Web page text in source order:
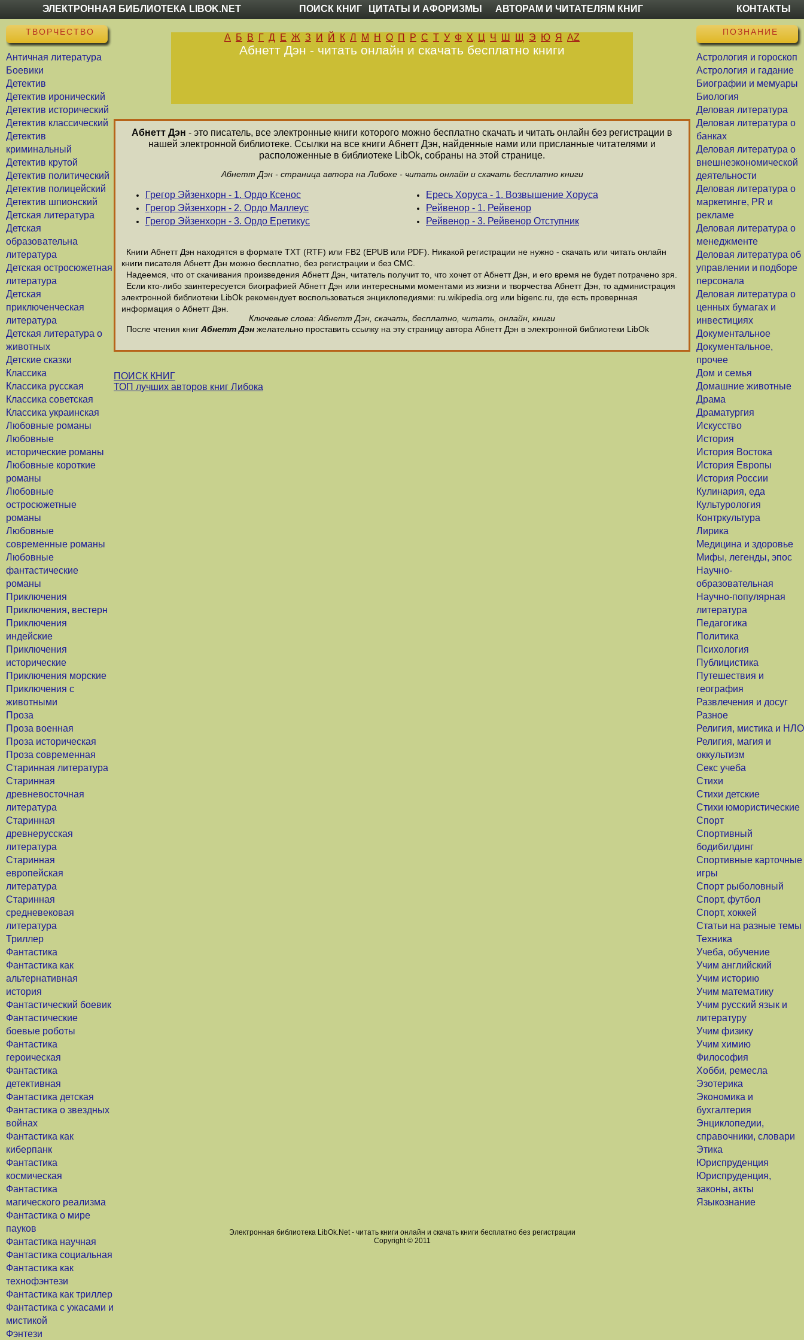
ЭЛЕКТРОННАЯ БИБЛИОТЕКА LIBOK.NET ПОИСК КНИГ ЦИТАТЫ И АФОРИЗМЫ АВТОРАМ И ЧИТАТЕЛЯМ КНИГ КОНТАКТЫ
ТВОРЧЕСТВО
Античная литература
Боевики
Детектив
Детектив иронический
Детектив исторический
Детектив классический
Детектив
криминальный
Детектив крутой
Детектив политический
Детектив полицейский
Детектив шпионский
Детская литература
Детская
образовательна
литература
Детская остросюжетная
литература
Детская
приключенческая
литература
Детская литература о
животных
Детские сказки
Классика
Классика русская
Классика советская
Классика украинская
Любовные романы
Любовные
исторические романы
Любовные короткие
романы
Любовные
остросюжетные
романы
Любовные
современные романы
Любовные
фантастические
романы
Приключения
Приключения, вестерн
Приключения
индейские
Приключения
исторические
Приключения морские
Приключения с
животными
Проза
Проза военная
Проза историческая
Проза современная
Старинная литература
Старинная
древневосточная
литература
Старинная
древнерусская
литература
Старинная
европейская
литература
Старинная
средневековая
литература
Триллер
Фантастика
Фантастика как
альтернативная
история
Фантастический боевик
Фантастические
боевые роботы
Фантастика
героическая
Фантастика
детективная
Фантастика детская
Фантастика о звездных
войнах
Фантастика как
киберпанк
Фантастика
космическая
Фантастика
магического реализма
Фантастика о мире
пауков
Фантастика научная
Фантастика социальная
Фантастика как
технофэнтези
Фантастика как триллер
Фантастика с ужасами и
мистикой
Фэнтези
ПОЗНАНИЕ
Астрология и гороскоп
Астрология и гадание
Биографии и мемуары
Биология
Деловая литература
Деловая литература о
банках
Деловая литература о
внешнеэкономической
деятельности
Деловая литература о
маркетинге, PR и
рекламе
Деловая литература о
менеджменте
Деловая литература об
управлении и подборе
персонала
Деловая литература о
ценных бумагах и
инвестициях
Документальное
Документальное,
прочее
Дом и семья
Домашние животные
Драма
Драматургия
Искусство
История
История Востока
История Европы
История России
Кулинария, еда
Культурология
Контркультура
Лирика
Медицина и здоровье
Мифы, легенды, эпос
Научно-
образовательная
Научно-популярная
литература
Педагогика
Политика
Психология
Публицистика
Путешествия и
география
Развлечения и досуг
Разное
Религия, мистика и НЛО
Религия, магия и
оккультизм
Секс учеба
Стихи
Стихи детские
Стихи юмористические
Спорт
Спортивный
бодибилдинг
Спортивные карточные
игры
Спорт рыболовный
Спорт, футбол
Спорт, хоккей
Статьи на разные темы
Техника
Учеба, обучение
Учим английский
Учим историю
Учим математику
Учим русский язык и
литературу
Учим физику
Учим химию
Философия
Хобби, ремесла
Эзотерика
Экономика и
бухгалтерия
Энциклопедии,
справочники, словари
Этика
Юриспруденция
Юриспруденция,
законы, акты
Языкознание
А Б В Г Д Е Ж З И Й К Л М Н О П Р С Т У Ф Х Ц Ч Ш Щ Э Ю Я AZ
Абнетт Дэн - читать онлайн и скачать бесплатно книги
Абнетт Дэн - это писатель, все электронные книги которого можно бесплатно скачать и читать онлайн без регистрации в
нашей электронной библиотеке. Ссылки на все книги Абнетт Дэн, найденные нами или присланные читателями и
расположенные в библиотеке LibOk, собраны на этой странице.
Абнетт Дэн - страница автора на Либоке - читать онлайн и скачать бесплатно книги
Грегор Эйзенхорн - 1. Ордо Ксенос
Грегор Эйзенхорн - 2. Ордо Маллеус
Грегор Эйзенхорн - 3. Ордо Еретикус
Ересь Хоруса - 1. Возвышение Хоруса
Рейвенор - 1. Рейвенор
Рейвенор - 3. Рейвенор Отступник
Книги Абнетт Дэн находятся в формате ТХТ (RTF) или FB2 (EPUB или PDF). Никакой регистрации не нужно - скачать или читать онлайн
книги писателя Абнетт Дэн можно бесплатно, без регистрации и без СМС.
Надеемся, что от скачивания произведения Абнетт Дэн, читатель получит то, что хочет от Абнетт Дэн, и его время не будет потрачено зря.
Если кто-либо заинтересуется биографией Абнетт Дэн или интересными моментами из жизни и творчества Абнетт Дэн, то администрация
электронной библиотеки LibOk рекомендует воспользоваться энциклопедиями: ru.wikipedia.org или bigenc.ru, где есть провернная
информация о Абнетт Дэн.
Ключевые слова: Абнетт Дэн, скачать, бесплатно, читать, онлайн, книги
После чтения книг Абнетт Дэн желательно проставить ссылку на эту страницу автора Абнетт Дэн в электронной библиотеки LibOk
ПОИСК КНИГ
ТОП лучших авторов книг Либока
Электронная библиотека LibOk.Net - читать книги онлайн и скачать книги бесплатно без регистрации
Copyright © 2011